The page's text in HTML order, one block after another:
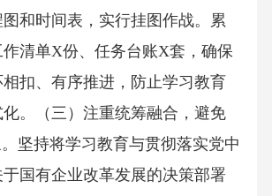
和时间表，实行挂图作战。累
清单X份、任务台账X套，确保
扣、有序推进，防止学习教育
。（三）注重统筹融合，避免
坚持将学习教育与贯彻落实党中
国有企业改革发展的决策部署